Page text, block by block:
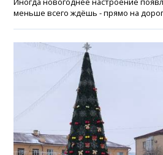
меньше всего ждёшь - прямо на